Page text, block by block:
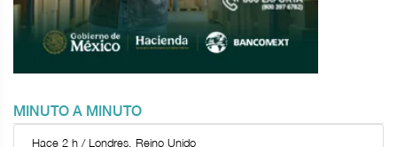
MINUTO A MINUTO
Hace 2 h / Londres, Reino Unido